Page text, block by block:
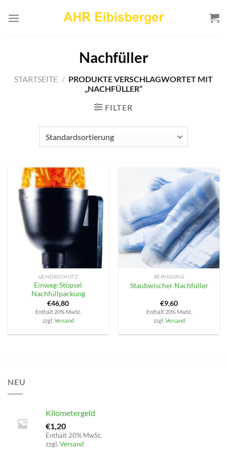
Inhalt
Nachfüller
STARTSEITE / PRODUKTE VERSCHLAGWORTET MIT
„NACHFÜLLER“
FILTER
GEHÖRSCHUTZ
Einweg-Stöpsel
Nachfüllpackung
€46,80
Enthält 20% MwSt.
zzgl. Versand
REINIGUNG
Staubwischer Nachfüller
€9,60
Enthält 20% MwSt.
zzgl. Versand
NEU
Kilometergeld
€1,20
Enthält 20% MwSt.
zzgl. Versand